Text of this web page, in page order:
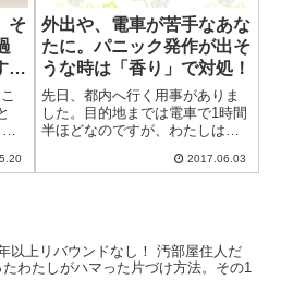
そ
」
外出や、電車が苦手なあな
たに。パニック発作が出そ
うな時は「香り」で対処！
先日、都内へ行く用事がありま
した。目的地までは電車で1時間
半ほどなのですが、わたしは、
パニック発作を起こして以来、
2017.06.03
以上リバウンドなし！ 汚部屋住人だ
たわたしがハマった片づけ方法。その1